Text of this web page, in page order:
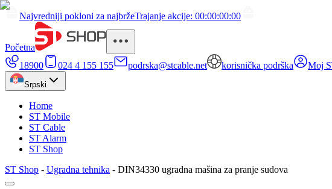
Najvredniji pokloni za najbržeTrajanje akcije: 00:00:00:00
Početna
18900
024 4 155 155 podrska@stcable.net korisnička podrška Moj
Srpski
Home
ST Mobile
ST Cable
ST Alarm
ST Shop
ST Shop - Ugradna tehnika - DIN34330 ugradna mašina za pranje sudova